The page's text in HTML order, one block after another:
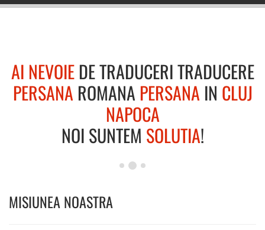
AI NEVOIEDE TRADUCERI TRADUCERE
PERSANA ROMANA PERSANA IN CLUJ
NAPOCA
NOI SUNTEM SOLUTIA!
MISIUNEA NOASTRA